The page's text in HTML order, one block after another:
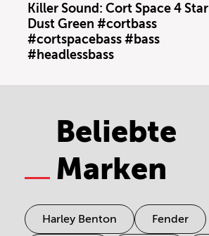
Killer Sound: Cort Space 4 Star
Dust Green #cortbass
#cortspacebass #bass
#headlessbass
Beliebte
Marken
Harley Benton Fender